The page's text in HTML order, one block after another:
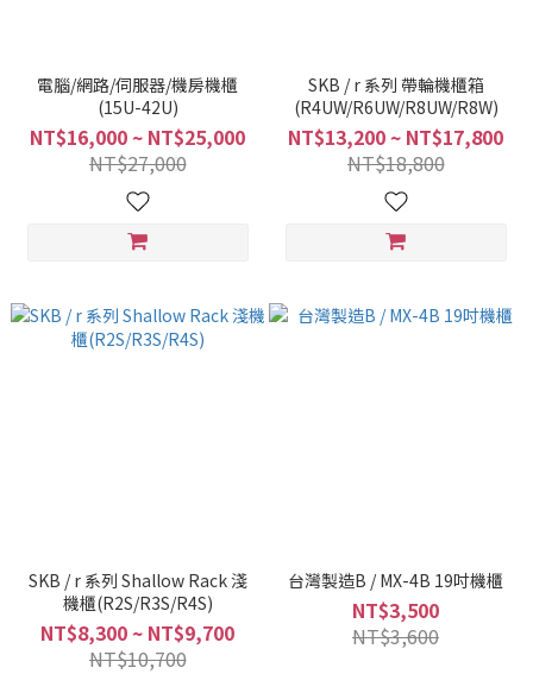
電腦/網路/伺服器/機房機櫃
(15U-42U)
NT$16,000 ~ NT$25,000
NT$27,000
SKB / r 系列 帶輪機櫃箱
(R4UW/R6UW/R8UW/R8W)
NT$13,200 ~ NT$17,800
NT$18,800
SKB / r 系列 Shallow Rack 淺
機櫃(R2S/R3S/R4S)
NT$8,300 ~ NT$9,700
NT$10,700
台灣製造B / MX-4B 19吋機櫃
NT$3,500
NT$3,600